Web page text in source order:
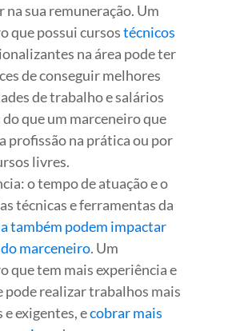
na sua remuneração. Um
que possui cursostécnicos
na área pode ter
de conseguir melhores
de trabalho e salários
que um marceneiro que
profissão na prática ou por
livres.
o tempo de atuação e o
técnicas e ferramentas da
também podem impactar
marceneiro. Um
que tem mais experiência e
pode realizar trabalhos mais
e exigentes, ecobrar mais